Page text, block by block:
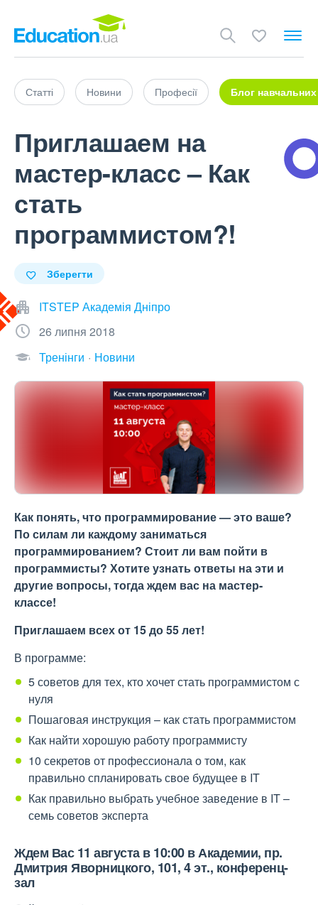
Статті Новини Професії Блог навчальних
Приглашаем на
мастер-класс – Как
стать
программистом?!
Зберегти
ITSTEP Академія Дніпро
26 липня 2018
Тренінги
Новини
Как понять, что программирование — это ваше?
По силам ли каждому заниматься
программированием? Стоит ли вам пойти в
программисты? Хотите узнать ответы на эти и
другие вопросы, тогда ждем вас на мастер-
классе!
Приглашаем всех от 15 до 55 лет!
В программе:
5 советов для тех, кто хочет стать программистом с
нуля
Пошаговая инструкция – как стать программистом
Как найти хорошую работу программисту
10 секретов от профессионала о том, как
правильно спланировать свое будущее в IT
Как правильно выбрать учебное заведение в IT –
семь советов эксперта
Ждем Вас 11 августа в 10:00 в Академии, пр.
Дмитрия Яворницкого, 101, 4 эт., конференц-
зал